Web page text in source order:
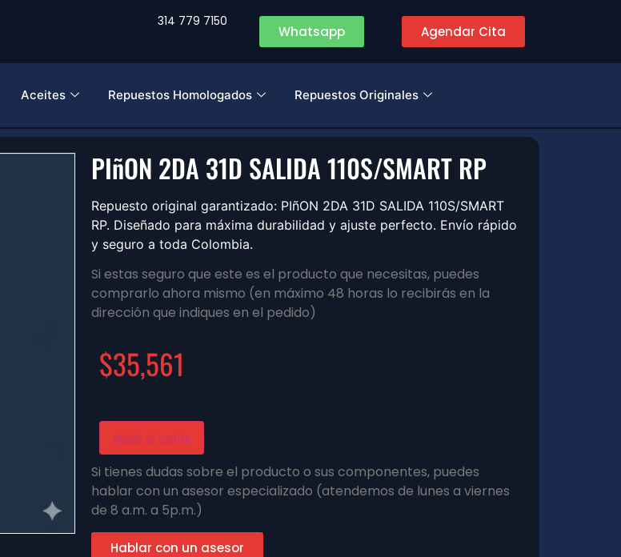
314 779 7150
Whatsapp Agendar Cita
Aceites Repuestos Homologados Repuestos Originales
PIñON 2DA 31D SALIDA 110S/SMART RP
Repuesto original garantizado: PIñON 2DA 31D SALIDA 110S/SMART
RP. Diseñado para máxima durabilidad y ajuste perfecto. Envío rápido
y seguro a toda Colombia.
Si estas seguro que este es el producto que necesitas, puedes
comprarlo ahora mismo (en máximo 48 horas lo recibirás en la
dirección que indiques en el pedido)
$35,561
Añadir al carrito
Si tienes dudas sobre el producto o sus componentes, puedes
hablar con un asesor especializado (atendemos de lunes a viernes
de 8 a.m. a 5p.m.)
Hablar con un asesor